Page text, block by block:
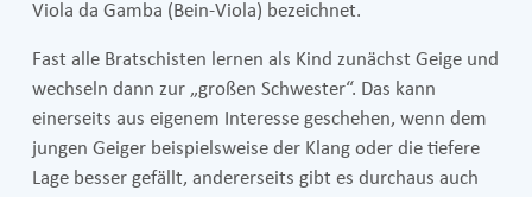
Viola da Gamba (Bein-Viola) bezeichnet.
Fast alle Bratschisten lernen als Kind zunächst Geige und
wechseln dann zur „großen Schwester“. Das kann
einerseits aus eigenem Interesse geschehen, wenn dem
jungen Geiger beispielsweise der Klang oder die tiefere
Lage besser gefällt, andererseits gibt es durchaus auch